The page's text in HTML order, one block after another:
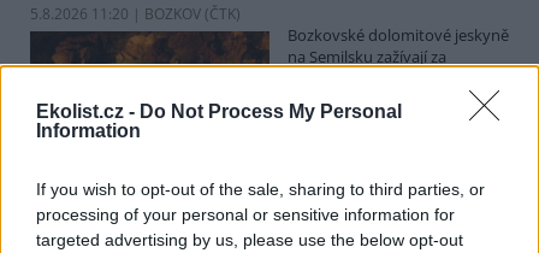
Ekolist.cz - Do Not Process My Personal
Information
If you wish to opt-out of the sale, sharing to third parties, or
processing of your personal or sensitive information for
targeted advertising by us, please use the below opt-out
5.8.2026 11:20 | BOZKOV (ČTK)
Bozkovské dolomitové jeskyně
na Semilsku zažívají za
nečekaný nápor. Jde sice o
jedno z nejchladnějších míst v
Libereckém kraji, které má stálou teplotu mezi 7,5 až devíti stupni
Dušana Milky k nim lidé přicházeli spíše v době, když bylo nevlídno.